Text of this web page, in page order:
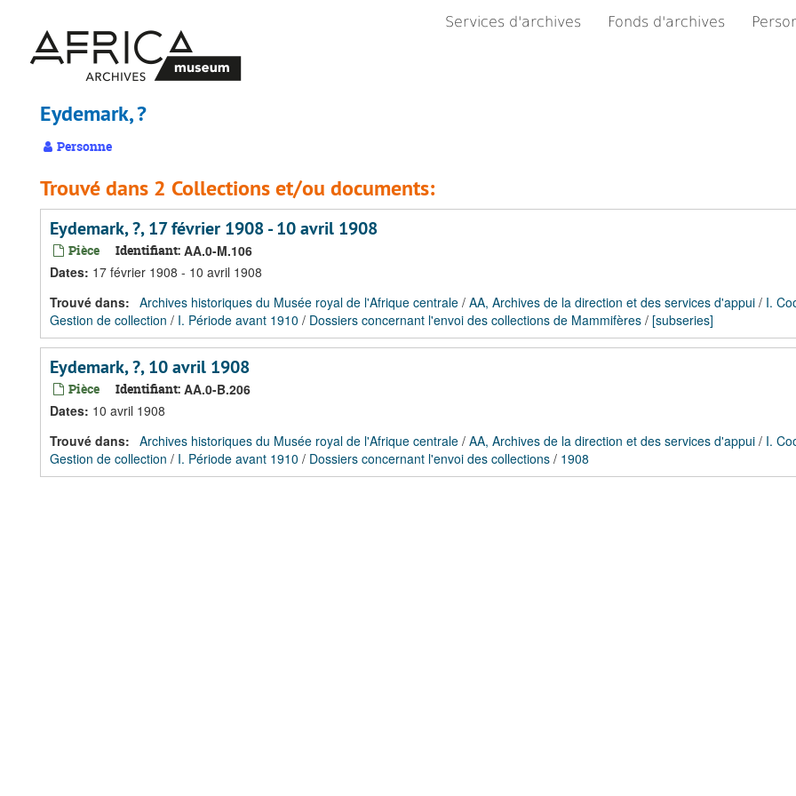
contenu
principal
Services d'archives Fonds d'archives
Eydemark, ?
Personne
Trouvé dans 2 Collections et/ou documents:
Eydemark, ?, 17 février 1908 - 10 avril 1908
Pièce Identifiant: AA.0-M.106
Dates: 17 février 1908 - 10 avril 1908
Trouvé dans: Archives historiques du Musée royal de l'Afrique centrale / AA, Archives de la direction et des services d'appui / I.
Gestion de collection / I. Période avant 1910 / Dossiers concernant l'envoi des collections de Mammifères / [subseries]
Eydemark, ?, 10 avril 1908
Pièce Identifiant: AA.0-B.206
Dates: 10 avril 1908
Trouvé dans: Archives historiques du Musée royal de l'Afrique centrale / AA, Archives de la direction et des services d'appui / I.
Gestion de collection / I. Période avant 1910 / Dossiers concernant l'envoi des collections / 1908